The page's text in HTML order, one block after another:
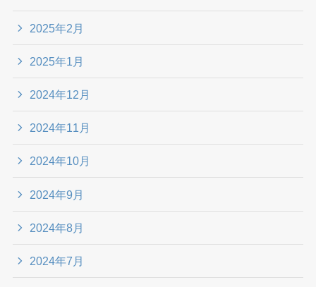
2025年2月
2025年1月
2024年12月
2024年11月
2024年10月
2024年9月
2024年8月
2024年7月